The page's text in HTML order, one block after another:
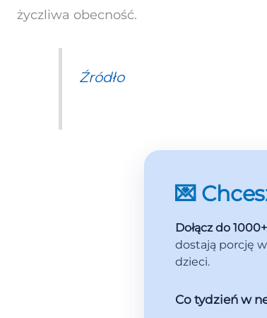
życzliwa obecność.
Źródło
💌
Dołącz do
dostają porcję
dzieci.
Co tydzień w